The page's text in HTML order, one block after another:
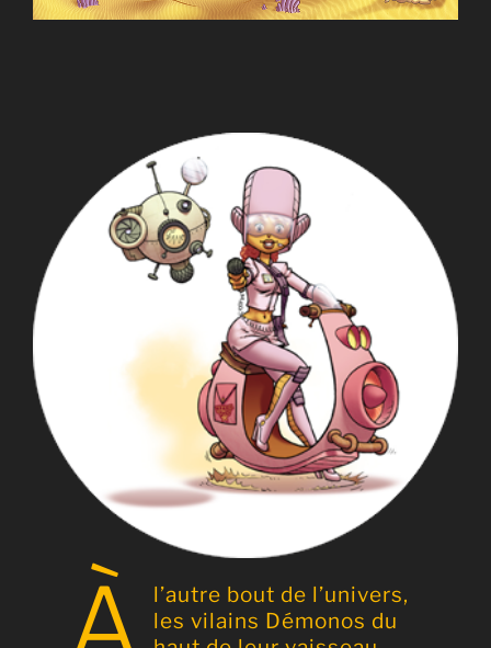
l’autre bout de l’univers,
les vilains Démonos du